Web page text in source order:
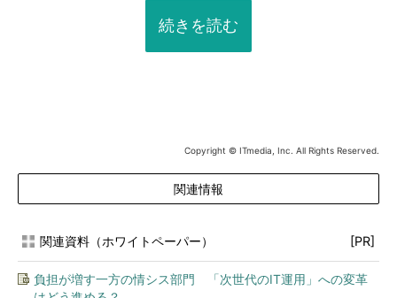
続きを読む
Copyright © ITmedia, Inc. All Rights Reserved.
関連情報
関連資料（ホワイトペーパー） [PR]
負担が増す一方の情シス部門 「次世代のIT運用」への変革